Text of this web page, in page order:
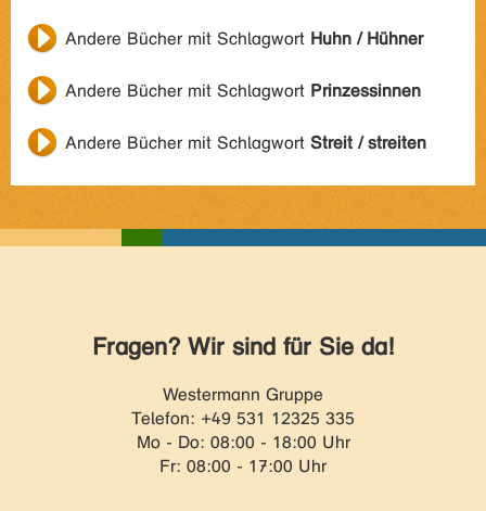
Andere Bücher mit Schlagwort Huhn / Hühner
Andere Bücher mit Schlagwort Prinzessinnen
Andere Bücher mit Schlagwort Streit / streiten